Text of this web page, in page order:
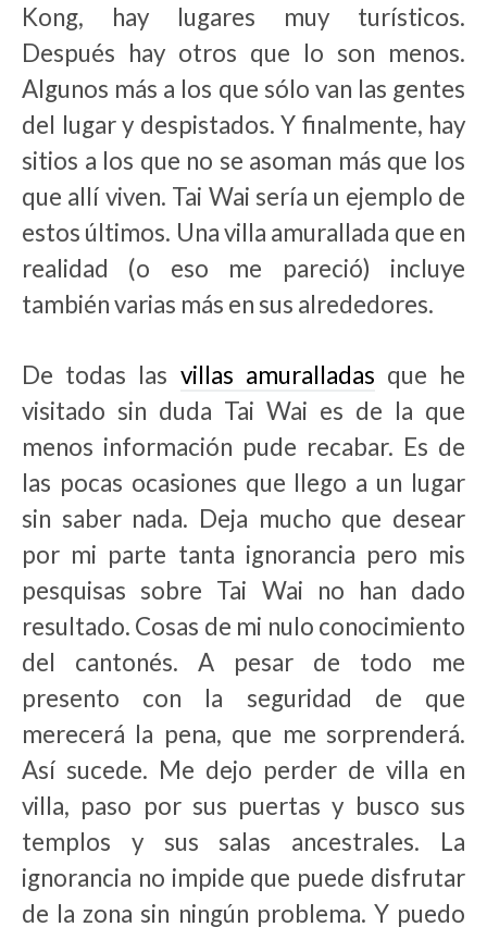
Kong, hay lugares muy turísticos.
Después hay otros que lo son menos.
Algunos más a los que sólo van las gentes
del lugar y despistados. Y finalmente, hay
sitios a los que no se asoman más que los
que allí viven. Tai Wai sería un ejemplo de
estos últimos. Una villa amurallada que en
realidad (o eso me pareció) incluye
también varias más en sus alrededores.
De todas las villas amuralladas que he
visitado sin duda Tai Wai es de la que
menos información pude recabar. Es de
las pocas ocasiones que llego a un lugar
sin saber nada. Deja mucho que desear
por mi parte tanta ignorancia pero mis
pesquisas sobre Tai Wai no han dado
resultado. Cosas de mi nulo conocimiento
del cantonés. A pesar de todo me
presento con la seguridad de que
merecerá la pena, que me sorprenderá.
Así sucede. Me dejo perder de villa en
villa, paso por sus puertas y busco sus
templos y sus salas ancestrales. La
ignorancia no impide que puede disfrutar
de la zona sin ningún problema. Y puedo